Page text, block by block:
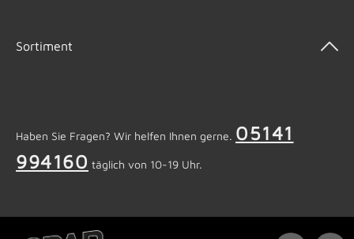
Sortiment
Haben Sie Fragen? Wir helfen Ihnen gerne. 05141
994160 täglich von 10-19 Uhr.